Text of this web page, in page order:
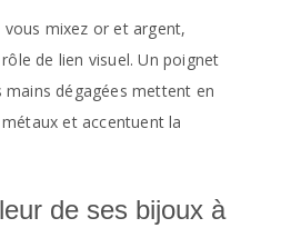
mixez or et argent,
de lien visuel. Un poignet
dégagées mettent en
et accentuent la
de ses bijoux à